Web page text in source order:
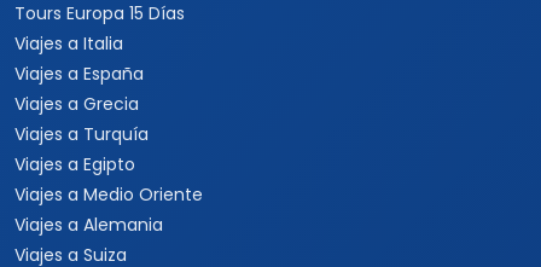
Tours Europa 15 Días
Viajes a Italia
Viajes a España
Viajes a Grecia
Viajes a Turquía
Viajes a Egipto
Viajes a Medio Oriente
Viajes a Alemania
Viajes a Suiza